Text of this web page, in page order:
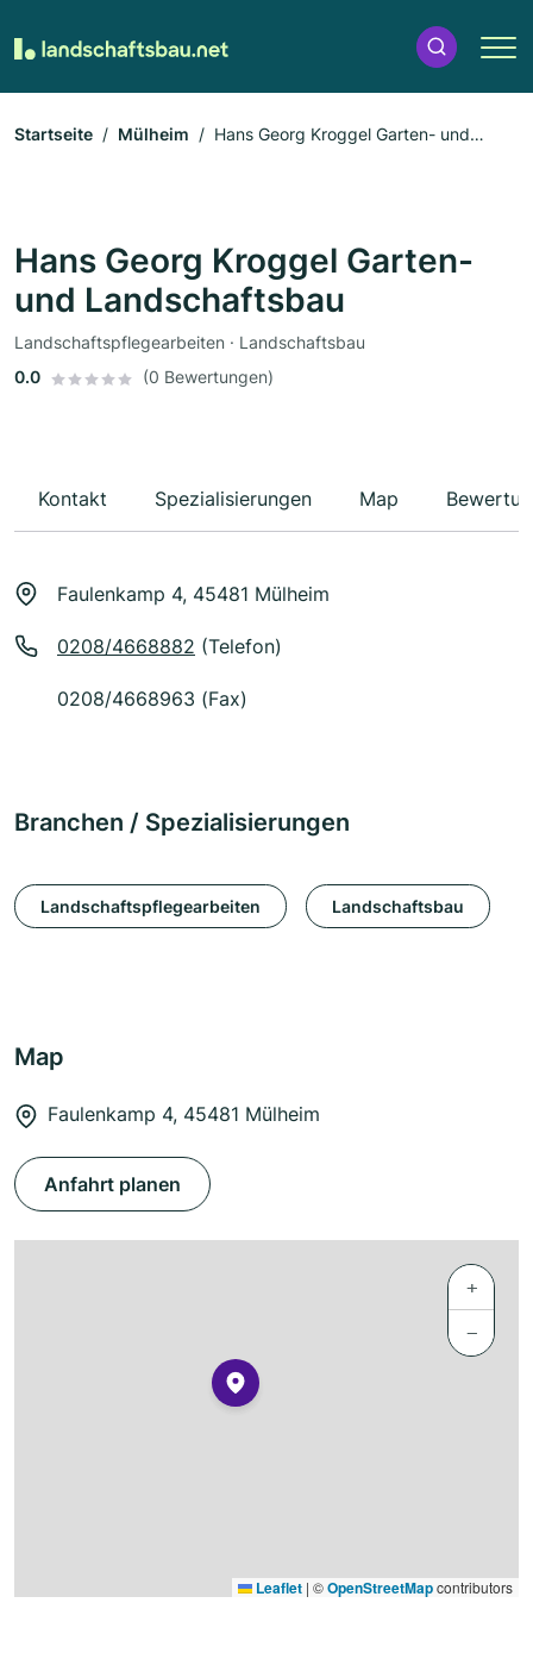
Startseite Mülheim
Hans Georg Kroggel Garten- und
Hans Georg Kroggel Garten-
und Landschaftsbau
Landschaftspflegearbeiten · Landschaftsbau
0.0
(0 Bewertungen)
Kontakt Spezialisierungen Map
Faulenkamp 4, 45481 Mülheim
0208/4668882 (Telefon)
0208/4668963 (Fax)
Branchen / Spezialisierungen
Landschaftspflegearbeiten Landschaftsbau
Map
Faulenkamp 4, 45481 Mülheim
Anfahrt planen
+
−
Leaflet | ©OpenStreetMapcontributors